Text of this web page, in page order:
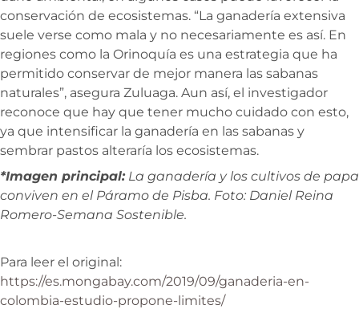
conservación de ecosistemas. “La ganadería extensiva
suele verse como mala y no necesariamente es así. En
regiones como la Orinoquía es una estrategia que ha
permitido conservar de mejor manera las sabanas
naturales”, asegura Zuluaga. Aun así, el investigador
reconoce que hay que tener mucho cuidado con esto,
ya que intensificar la ganadería en las sabanas y
sembrar pastos alteraría los ecosistemas.
*Imagen principal:La ganadería y los cultivos de papa
conviven en el Páramo de Pisba. Foto: Daniel Reina
Romero-Semana Sostenible.
Para leer el original:
https://es.mongabay.com/2019/09/ganaderia-en-
colombia-estudio-propone-limites/